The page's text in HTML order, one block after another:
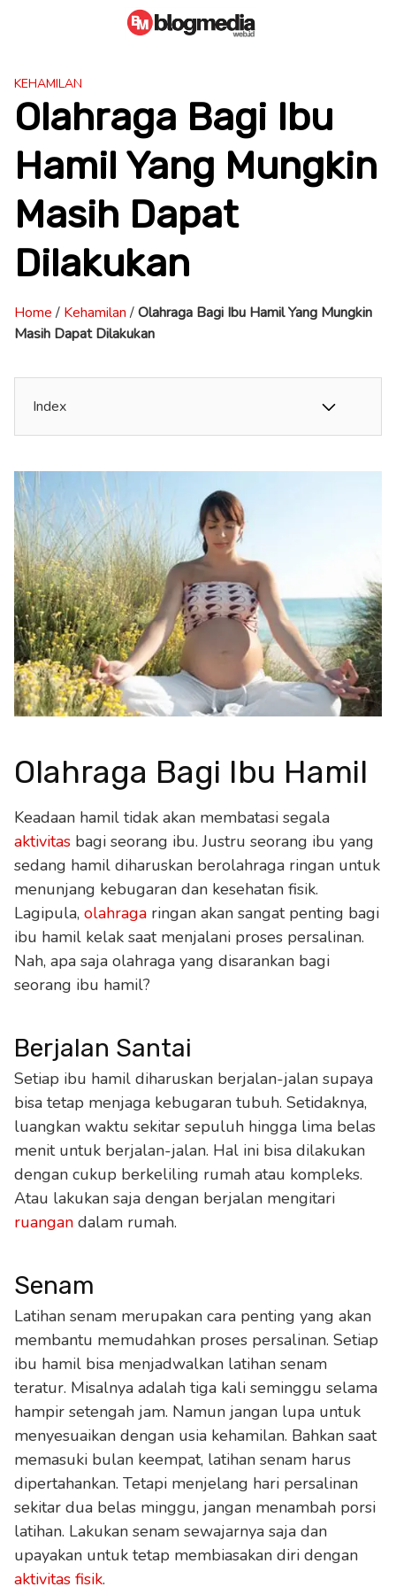
KEHAMILAN
Olahraga Bagi Ibu
Hamil Yang Mungkin
Masih Dapat
Dilakukan
Home / Kehamilan /Olahraga Bagi Ibu Hamil Yang Mungkin
Masih Dapat Dilakukan
Index
Olahraga Bagi Ibu Hamil
Keadaan hamil tidak akan membatasi segala
aktivitas bagi seorang ibu. Justru seorang ibu yang
sedang hamil diharuskan berolahraga ringan untuk
menunjang kebugaran dan kesehatan fisik.
Lagipula, olahraga ringan akan sangat penting bagi
ibu hamil kelak saat menjalani proses persalinan.
Nah, apa saja olahraga yang disarankan bagi
seorang ibu hamil?
Berjalan Santai
Setiap ibu hamil diharuskan berjalan-jalan supaya
bisa tetap menjaga kebugaran tubuh. Setidaknya,
luangkan waktu sekitar sepuluh hingga lima belas
menit untuk berjalan-jalan. Hal ini bisa dilakukan
dengan cukup berkeliling rumah atau kompleks.
Atau lakukan saja dengan berjalan mengitari
ruangan dalam rumah.
Senam
Latihan senam merupakan cara penting yang akan
membantu memudahkan proses persalinan. Setiap
ibu hamil bisa menjadwalkan latihan senam
teratur. Misalnya adalah tiga kali seminggu selama
hampir setengah jam. Namun jangan lupa untuk
menyesuaikan dengan usia kehamilan. Bahkan saat
memasuki bulan keempat, latihan senam harus
dipertahankan. Tetapi menjelang hari persalinan
sekitar dua belas minggu, jangan menambah porsi
latihan. Lakukan senam sewajarnya saja dan
upayakan untuk tetap membiasakan diri dengan
aktivitas fisik.